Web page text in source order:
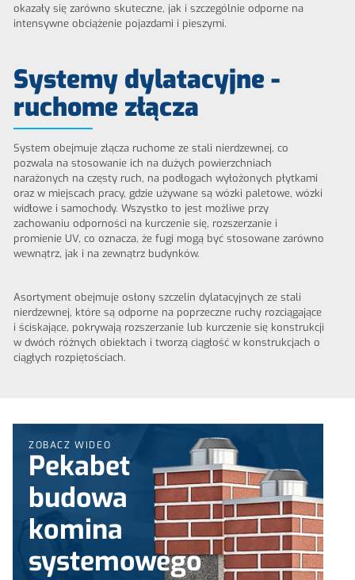
okazały się zarówno skuteczne, jak i szczególnie odporne na
intensywne obciążenie pojazdami i pieszymi.
Systemy dylatacyjne -
ruchome złącza
System obejmuje złącza ruchome ze stali nierdzewnej, co
pozwala na stosowanie ich na dużych powierzchniach
narażonych na częsty ruch, na podłogach wyłożonych płytkami
oraz w miejscach pracy, gdzie używane są wózki paletowe, wózki
widłowe i samochody. Wszystko to jest możliwe przy
zachowaniu odporności na kurczenie się, rozszerzanie i
promienie UV, co oznacza, że fugi mogą być stosowane zarówno
wewnątrz, jak i na zewnątrz budynków.
Asortyment obejmuje osłony szczelin dylatacyjnych ze stali
nierdzewnej, które są odporne na poprzeczne ruchy rozciągające
i ściskające, pokrywają rozszerzanie lub kurczenie się konstrukcji
w dwóch różnych obiektach i tworzą ciągłość w konstrukcjach o
ciągłych rozpiętościach.
ZOBACZ WIDEO
Pekabet
budowa
komina
systemowego